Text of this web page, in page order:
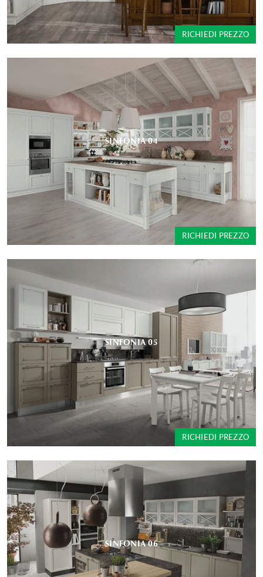
RICHIEDI PREZZO
SINFONIA 04
RICHIEDI PREZZO
SINFONIA 05
RICHIEDI PREZZO
SINFONIA 06